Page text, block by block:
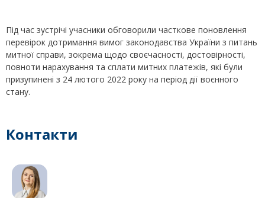
Під час зустрічі учасники обговорили часткове поновлення
перевірок дотримання вимог законодавства України з питань
митної справи, зокрема щодо своєчасності, достовірності,
повноти нарахування та сплати митних платежів, які були
призупинені з 24 лютого 2022 року на період дії воєнного
стану.
Контакти